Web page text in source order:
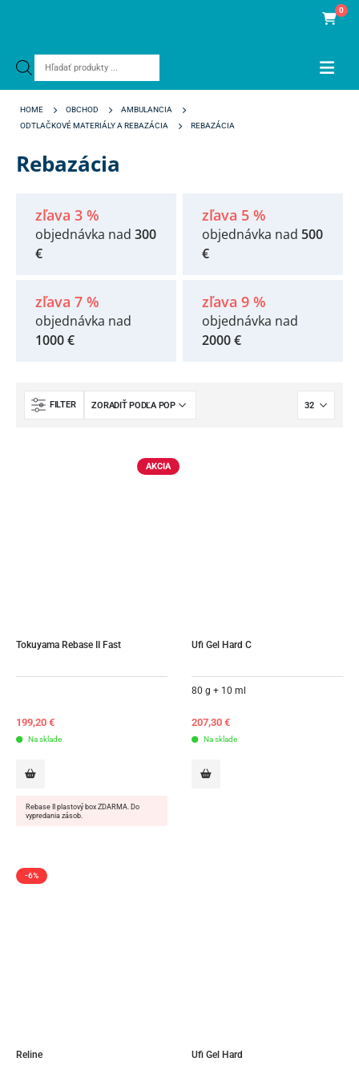
Products
0
HOME OBCHOD
AMBULANCIA
ODTLAČKOVÉ MATERIÁLY A REBAZÁCIA
REBAZÁCIA
Rebazácia
zľava 3 %
objednávka nad 300
€
zľava 5 %
objednávka nad 500
€
zľava 7 %
objednávka nad
1000 €
zľava 9 %
objednávka nad
2000 €
FILTER
AKCIA
Tokuyama Rebase II Fast
199,20 €
Na sklade
Rebase II plastový box ZDARMA. Do
vypredania zásob.
Ufi Gel Hard C
80 g + 10 ml
207,30 €
Na sklade
-6%
Reline Ufi Gel Hard